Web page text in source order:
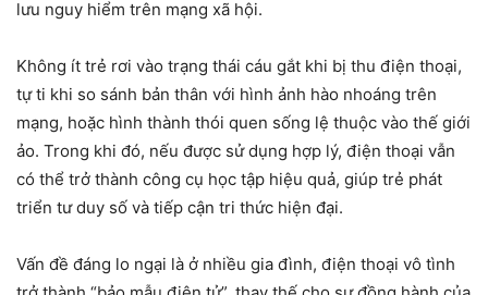
lưu nguy hiểm trên mạng xã hội.
Không ít trẻ rơi vào trạng thái cáu gắt khi bị thu điện thoại,
tự ti khi so sánh bản thân với hình ảnh hào nhoáng trên
mạng, hoặc hình thành thói quen sống lệ thuộc vào thế giới
ảo. Trong khi đó, nếu được sử dụng hợp lý, điện thoại vẫn
có thể trở thành công cụ học tập hiệu quả, giúp trẻ phát
triển tư duy số và tiếp cận tri thức hiện đại.
Vấn đề đáng lo ngại là ở nhiều gia đình, điện thoại vô tình